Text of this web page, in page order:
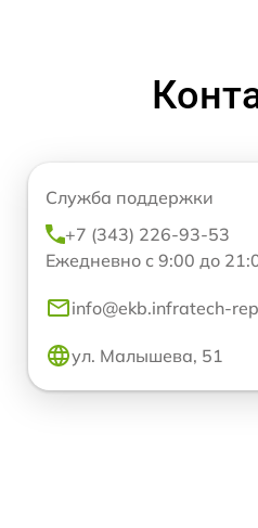
Служба поддержки
+7 (343) 226-93-53
Ежедневно с 9:00 до
info@ekb.infratech-
ул. Малышева, 51